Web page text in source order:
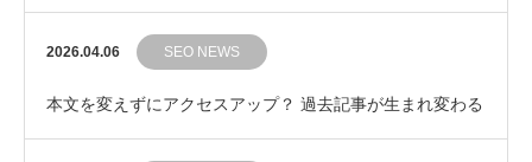
果の“その先”を提示するライティング
2026.04.06 SEO NEWS
本文を変えずにアクセスアップ？ 過去記事が生まれ変わる